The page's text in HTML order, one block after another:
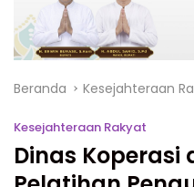
Beranda Kesejahteraan
Kesejahteraan Rakyat
Dinas Koperasi